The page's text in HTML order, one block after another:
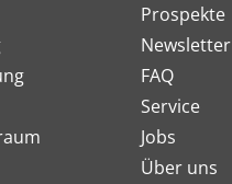
Prospekte
Newsletter
FAQ
Service
Jobs
Über uns